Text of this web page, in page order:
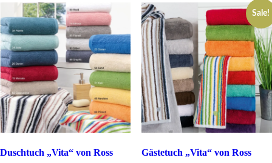
Duschtuch „Vita“ von Ross
Sale!
Gästetuch „Vita“ von Ross